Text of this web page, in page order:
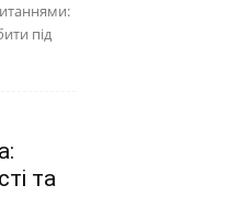
під
та